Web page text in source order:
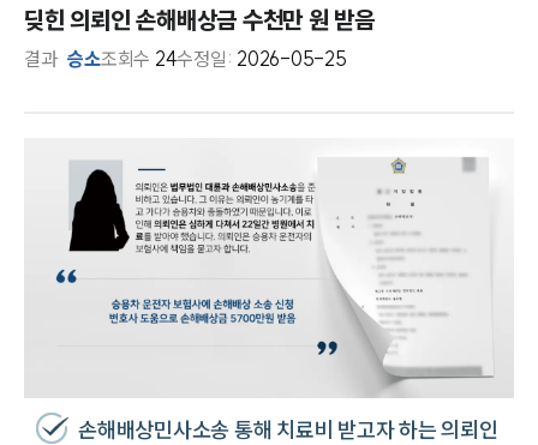
딪힌 의뢰인 손해배상금 수천만 원 받음
결과 승소조회수 24수정일: 2026-05-25
손해배상민사소송 통해 치료비 받고자 하는 의뢰인